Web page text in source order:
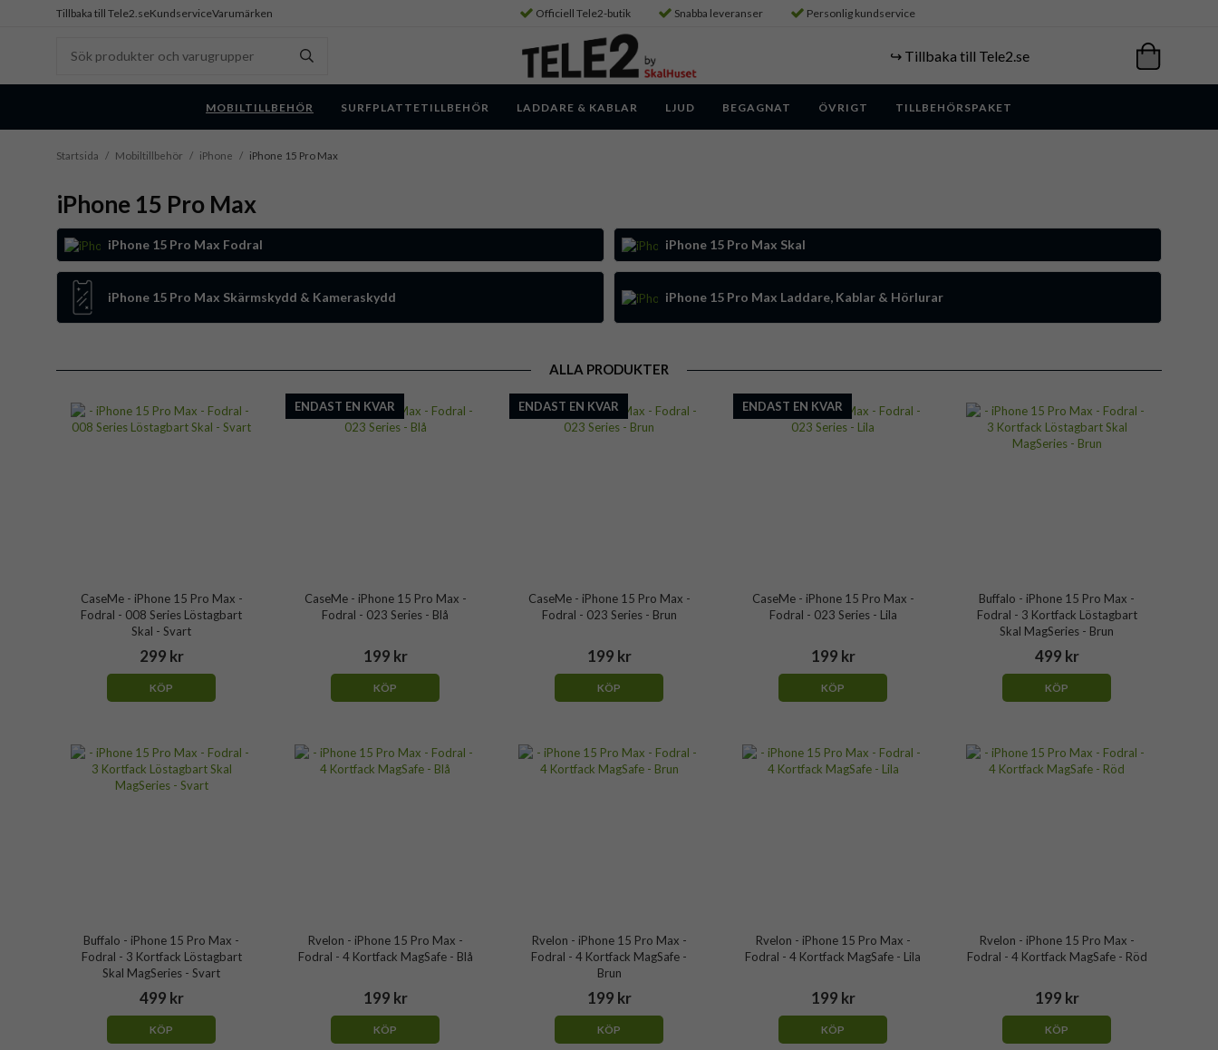
Tillbaka till Tele2.seKundserviceVarumärken Officiell Tele2-butik Snabba leveranser Personlig kundservice
↪️ Tillbaka till Tele2.se
MOBILTILLBEHÖR SURFPLATTETILLBEHÖR LADDARE & KABLAR LJUD BEGAGNAT ÖVRIGT TILLBEHÖRSPAKET
Startsida / Mobiltillbehör / iPhone / iPhone 15 Pro Max
iPhone 15 Pro Max
iPhone 15 Pro Max Fodral iPhone 15 Pro Max Skal
iPhone 15 Pro Max Skärmskydd & Kameraskydd iPhone 15 Pro Max Laddare, Kablar & Hörlurar
ALLA PRODUKTER
CaseMe - iPhone 15 Pro Max -
Fodral - 008 Series Löstagbart
Skal - Svart
299 kr
KÖP
ENDAST EN KVAR
CaseMe - iPhone 15 Pro Max -
Fodral - 023 Series - Blå
199 kr
KÖP
ENDAST EN KVAR
CaseMe - iPhone 15 Pro Max -
Fodral - 023 Series - Brun
199 kr
KÖP
ENDAST EN KVAR
CaseMe - iPhone 15 Pro Max -
Fodral - 023 Series - Lila
199 kr
KÖP
Buffalo - iPhone 15 Pro Max -
Fodral - 3 Kortfack Löstagbart
Skal MagSeries - Brun
499 kr
KÖP
Buffalo - iPhone 15 Pro Max -
Fodral - 3 Kortfack Löstagbart
Skal MagSeries - Svart
499 kr
KÖP
Rvelon - iPhone 15 Pro Max -
Fodral - 4 Kortfack MagSafe - Blå
199 kr
KÖP
Rvelon - iPhone 15 Pro Max -
Fodral - 4 Kortfack MagSafe -
Brun
199 kr
KÖP
Rvelon - iPhone 15 Pro Max -
Fodral - 4 Kortfack MagSafe - Lila
199 kr
KÖP
Rvelon - iPhone 15 Pro Max -
Fodral - 4 Kortfack MagSafe - Röd
199 kr
KÖP